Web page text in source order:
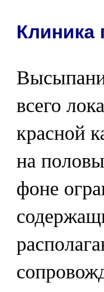
Клиника
всего
красной
на
фоне